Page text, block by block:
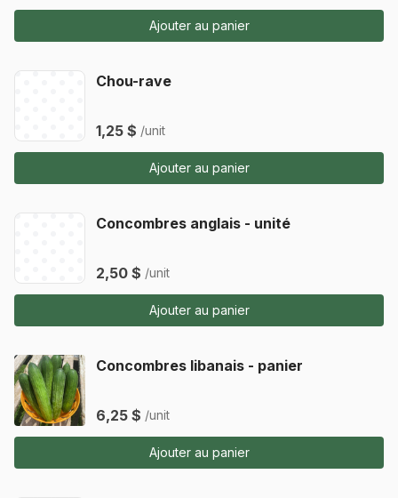
Ajouter au panier
Chou-rave
1,25 $ /unit
Ajouter au panier
Concombres anglais - unité
2,50 $ /unit
Ajouter au panier
Concombres libanais - panier
6,25 $ /unit
Ajouter au panier